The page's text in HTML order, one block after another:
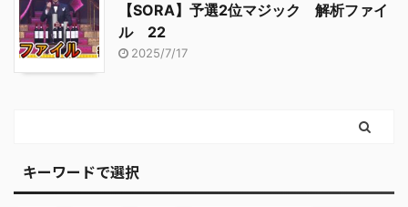
【SORA】予選2位マジック 解析ファイ
ル 22
2025/7/17
キーワードで選択